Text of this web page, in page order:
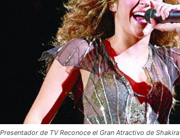
Presentador de TV Reconoce el Gran Atractivo de Shakira